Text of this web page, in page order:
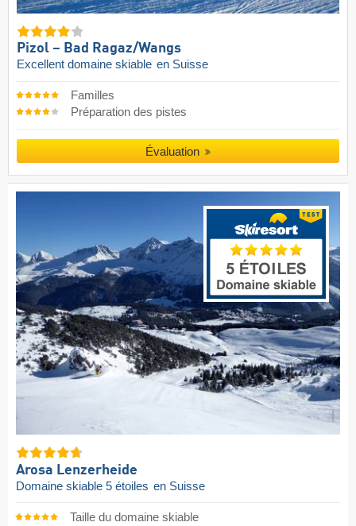
Pizol – Bad Ragaz/​Wangs
Excellent domaine skiable en Suisse
Familles
Préparation des pistes
Évaluation
Arosa Lenzerheide
Domaine skiable 5 étoiles en Suisse
Taille du domaine skiable